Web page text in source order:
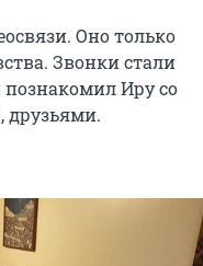
Оно только
Звонки стали
Иру со
друзьями.